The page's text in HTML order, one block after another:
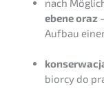
nach
ebe­neoraz
Aufbau
bi­or­cy do